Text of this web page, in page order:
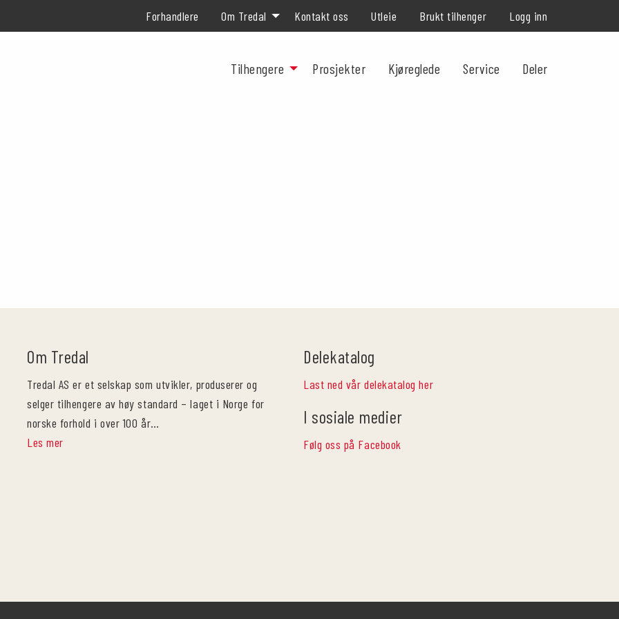
Forhandlere Om Tredal Kontakt oss Utleie Brukt tilhenger Logg inn
Tilhengere Prosjekter Kjøreglede Service Deler
Om Tredal
Tredal AS er et selskap som utvikler, produserer og
selger tilhengere av høy standard – laget i Norge for
norske forhold i over 100 år…
Les mer
Delekatalog
Last ned vår delekatalog her
I sosiale medier
Følg oss på Facebook